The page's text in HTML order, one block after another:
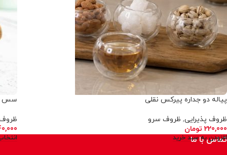
پیاله دو جداره پیرکس نقلی
ظروف پذیرایی, ظروف سرو
220,000 تومان
افزودن به سبد خرید
سس
تماس با ما